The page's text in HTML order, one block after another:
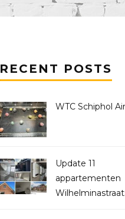
RECENT POSTS
WTC Schiphol
Update 11
appartementen
Wilhelminastraat: